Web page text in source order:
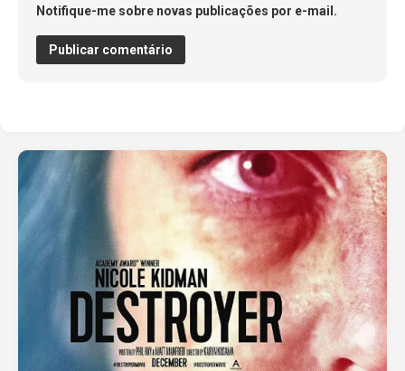
Notifique-me sobre novas publicações por e-mail.